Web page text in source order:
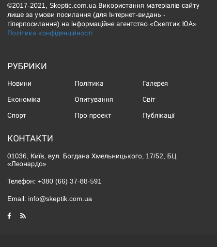
©2017-2021, Skeptic.com.ua Використання матеріалів сайту
лише за умови посилання (для Інтернет-видань -
гіперпосилання) на інформаційне агентство «Скептик ЮА»
Політика конфіденційності
РУБРИКИ
Новини Політика Галерея
Економіка Опитування Світ
Спорт Про проект Публікації
КОНТАКТИ
01036, Київ, вул. Богдана Хмельницького, 17/52, БЦ
«Леонардо»
Телефон: +380 (66) 37-88-591
Email: info@skeptik.com.ua